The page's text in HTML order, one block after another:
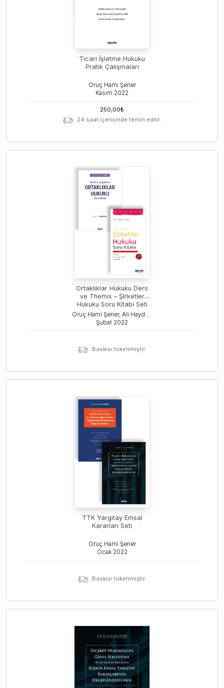
Ticari İşletme Hukuku
Pratik Çalışmaları
Oruç Hami Şener
Kasım 2022
250,00₺
24 saat içerisinde temin edilir.
Ortaklıklar Hukuku Ders
ve Themis – Şirketler
Hukuku Soru Kitabı Seti
Oruç Hami Şener, Ali Haydar Yıldırım
Şubat 2022
Baskısı tükenmiştir.
TTK Yargıtay Emsal
Kararları Seti
Oruç Hami Şener
Ocak 2022
Baskısı tükenmiştir.